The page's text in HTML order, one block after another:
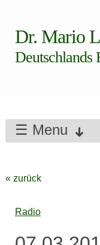
Dr. Mario
Deutschlands
☰ Menu
« zurück
Radio